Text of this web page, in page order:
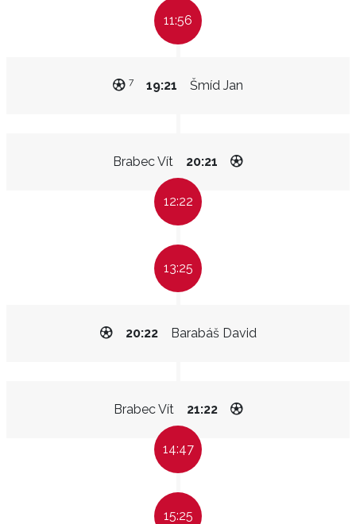
11:56
Šmíd Jan
19:21
7
Brabec Vít 20:21
12:22
13:25
Barabáš David
20:22
Brabec Vít 21:22
14:47
15:25